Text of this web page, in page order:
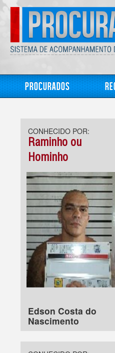
Procurados
CONHECIDO POR:
Raminho ou
Hominho
Edson Costa do
Nascimento